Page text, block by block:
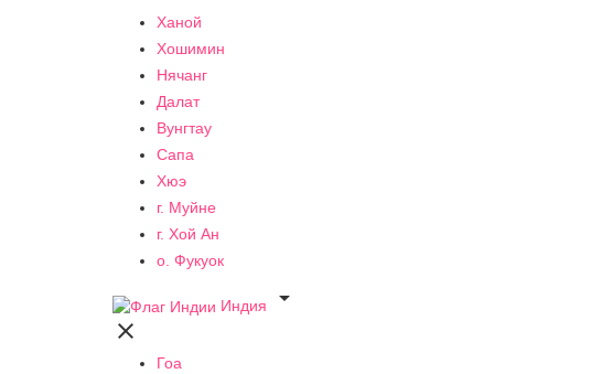
Ханой
Хошимин
Нячанг
Далат
Вунгтау
Сапа
Хюэ
г. Муйне
г. Хой Ан
о. Фукуок
Индия


Гоа